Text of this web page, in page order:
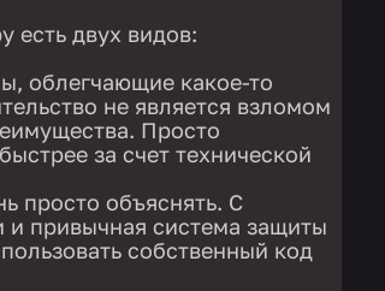
есть двух видов:
облегчающие какое-то
не является взломом
Просто
за счет технической
просто объяснять. С
и привычная система защиты
собственный код